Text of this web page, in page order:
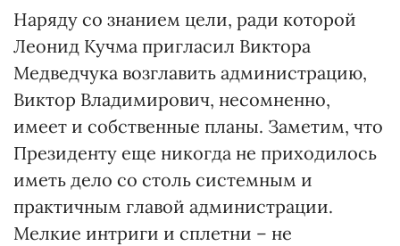
Наряду со знанием цели, ради которой
Леонид Кучма пригласил Виктора
Медведчука возглавить администрацию,
Виктор Владимирович, несомненно,
имеет и собственные планы. Заметим, что
Президенту еще никогда не приходилось
иметь дело со столь системным и
практичным главой администрации.
Мелкие интриги и сплетни – не